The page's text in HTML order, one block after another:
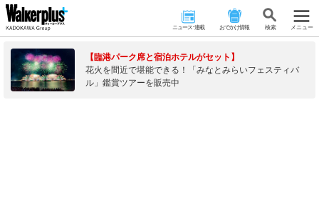
ニュース･連載 おでかけ情報 検 索 メニュー
【臨港パーク席と宿泊ホテルがセット】
花火を間近で堪能できる！「みなとみらいフェスティバ
ル」鑑賞ツアーを販売中